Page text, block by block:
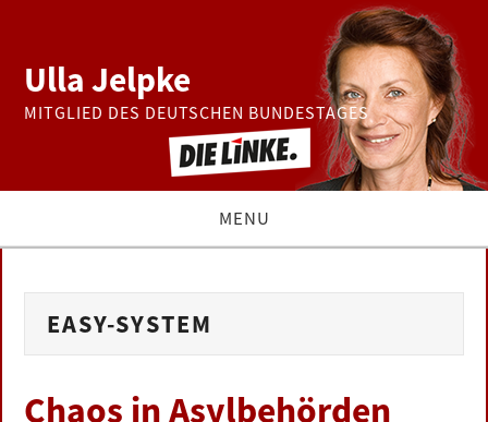
Ulla Jelpke
MITGLIED DES DEUTSCHEN BUNDESTAGES
MENU
BUNDESTAG
EASY-SYSTEM
Chaos in Asylbehörden